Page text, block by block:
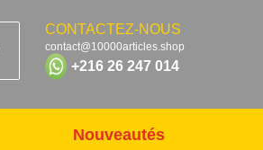
CONTACTEZ-NOUS
contact@10000articles.shop
+216 26 247 014
Nouveautés